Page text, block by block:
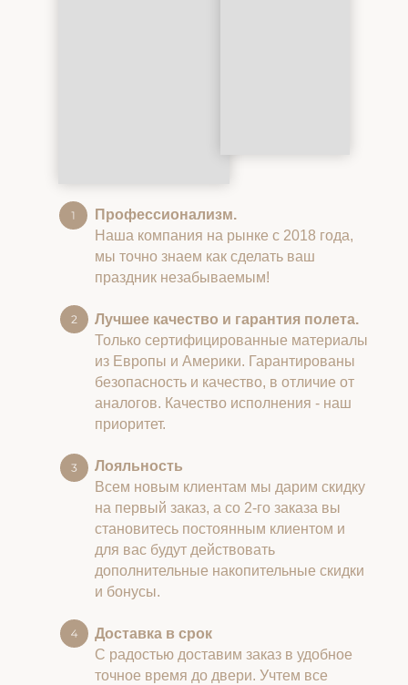
Профессионализм.
Наша компания на рынке с 2018 года,
мы точно знаем как сделать ваш
праздник незабываемым!
Лучшее качество и гарантия полета.
Только сертифицированные материалы
из Европы и Америки. Гарантированы
безопасность и качество, в отличие от
аналогов. Качество исполнения - наш
приоритет.
Лояльность
Всем новым клиентам мы дарим скидку
на первый заказ, а со 2-го заказа вы
становитесь постоянным клиентом и
для вас будут действовать
дополнительные накопительные скидки
и бонусы.
Доставка в срок
С радостью доставим заказ в удобное
точное время до двери. Учтем все